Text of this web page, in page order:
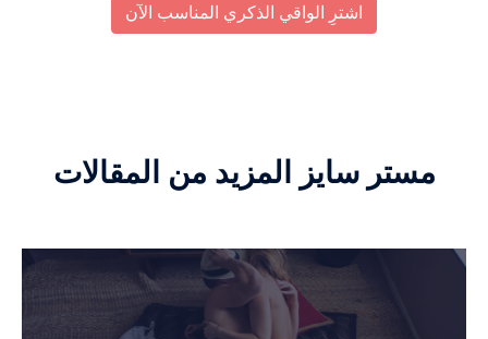
اشترِ الواقي الذكري المناسب الآن
مستر سايز المزيد من المقالات